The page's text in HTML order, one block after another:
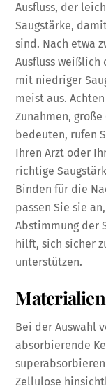
Ausfluss, der
Saugstärke,
sind. Nach etwa
Ausfluss
mit niedriger
meist aus.
Zunahmen,
bedeuten, rufen
Ihren Arzt oder
richtige
Binden für die
passen Sie sie
Abstimmung der
hilft, sich sicher
unterstützen.
Bei der Auswahl
absorbierende
Zellulose